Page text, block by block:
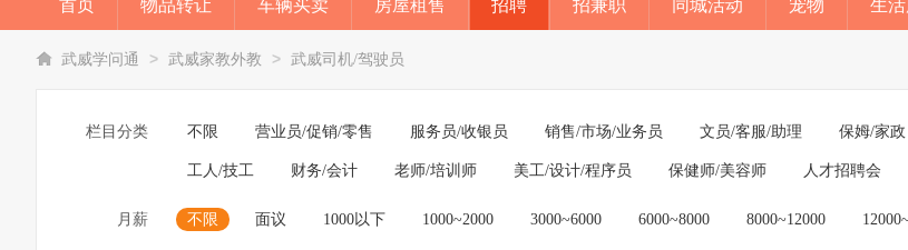
首页 物品转让 车辆买卖 房屋租售 招聘 招兼职 同城活动 宠物 生
店铺
武威学问通 > 武威家教外教 > 武威司机/驾驶员
栏目分类 不限 营业员/促销/零售 服务员/收银员 销售/市场/业务员 文员/客服/助理 保姆/家政
工人/技工 财务/会计 老师/培训师 美工/设计/程序员 保健师/美容师 人才招聘会
月薪 不限 面议 1000以下 1000~2000 3000~6000 6000~8000 8000~12000